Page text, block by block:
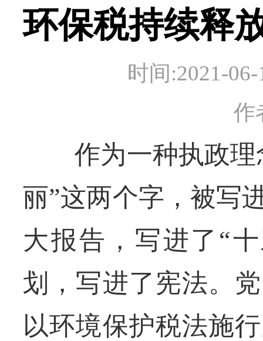
环保税持续释
时间:2021-
作
作为一种执政理
丽”这两个字，被写
大报告，写进了“
划，写进了宪法。
以环境保护税法施